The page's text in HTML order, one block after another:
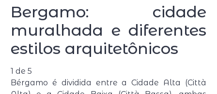
Bergamo: cidade
muralhada e diferentes
estilos arquitetônicos
1 de5
Bérgamo é dividida entre a Cidade Alta (Città